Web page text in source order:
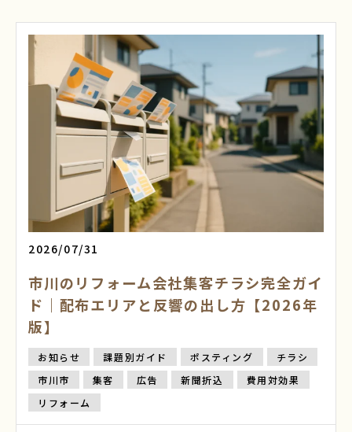
2026/07/31
市川のリフォーム会社集客チラシ完全ガイ
ド｜配布エリアと反響の出し方【2026年
版】
お知らせ 課題別ガイド ポスティング
チラシ
市川市
集客 広告 新聞折込
費用対効果
リフォーム